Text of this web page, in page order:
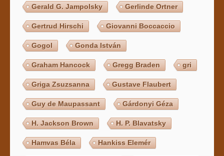
Gerald G. Jampolsky Gerlinde Ortner
Gertrud Hirschi Giovanni Boccaccio
Gogol Gonda István
Graham Hancock Gregg Braden gri
Griga Zsuzsanna Gustave Flaubert
Guy de Maupassant Gárdonyi Géza
H. Jackson Brown H. P. Blavatsky
Hamvas Béla Hankiss Elemér